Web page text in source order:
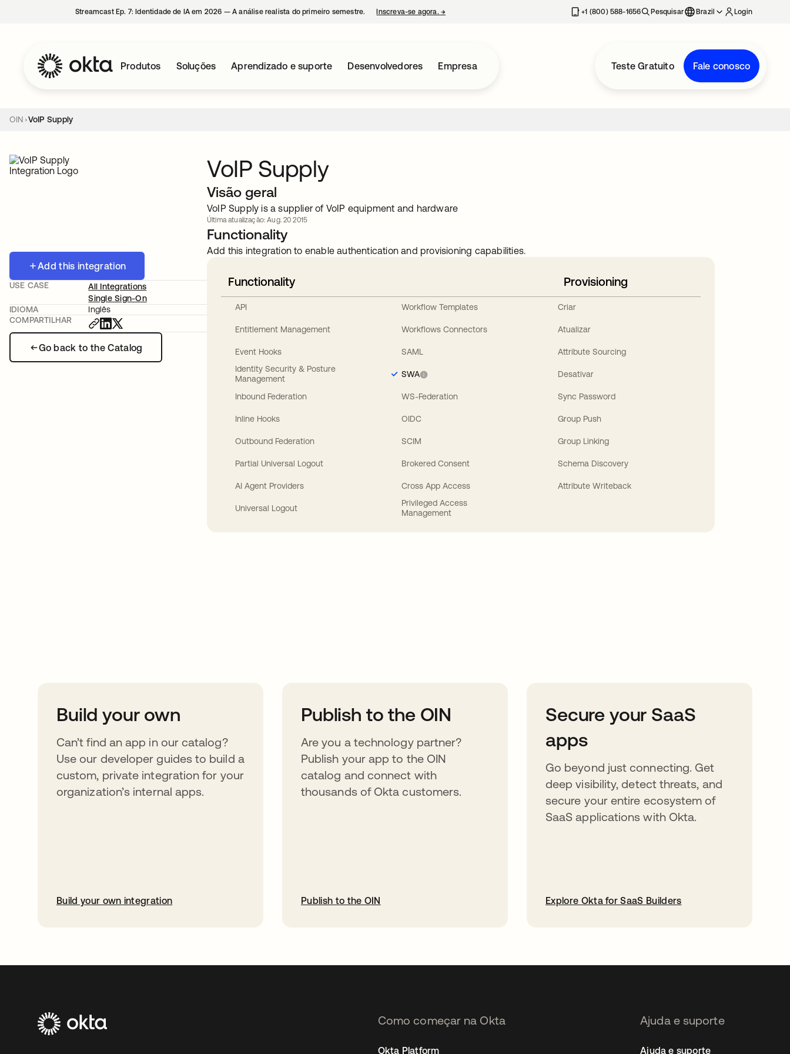
Streamcast Ep. 7: Identidade de IA em 2026 — A análise realista do primeiro semestre. Inscreva-se agora. → +1 (800) 588-1656 Pesquisar Brazil Login
Produtos Soluções Aprendizado e suporte Desenvolvedores Empresa Teste Gratuito Fale conosco
OIN VoIP Supply
Add this integration
Go back to the Catalog
USE CASE
All Integrations
Single Sign-On
IDIOMA
Inglês
COMPARTILHAR
VoIP Supply
Visão geral
VoIP Supply is a supplier of VoIP equipment and hardware
Última atualização: Aug. 20 2015
Functionality
Add this integration to enable authentication and provisioning capabilities.
Functionality
API
Entitlement Management
Event Hooks
Identity Security & Posture
Management
Inbound Federation
Inline Hooks
Outbound Federation
Partial Universal Logout
AI Agent Providers
Universal Logout
Workflow Templates
Workflows Connectors
SAML
SWA
WS-Federation
OIDC
SCIM
Brokered Consent
Cross App Access
Privileged Access
Management
Provisioning
Criar
Atualizar
Attribute Sourcing
Desativar
Sync Password
Group Push
Group Linking
Schema Discovery
Attribute Writeback
Build your own
Can’t find an app in our catalog?
Use our developer guides to build a
custom, private integration for your
organization’s internal apps.
Build your own integration
Publish to the OIN
Are you a technology partner?
Publish your app to the OIN
catalog and connect with
thousands of Okta customers.
Publish to the OIN
Secure your SaaS
apps
Go beyond just connecting. Get
deep visibility, detect threats, and
secure your entire ecosystem of
SaaS applications with Okta.
Explore Okta for SaaS Builders
Como começar na Okta
Okta Platform
Ajuda e suporte
Ajuda e suporte